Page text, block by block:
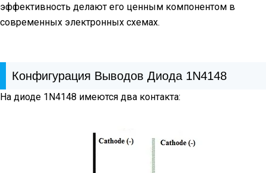
эффективность делают его ценным компонентом в
современных электронных схемах.
Конфигурация Выводов Диода 1N4148
На диоде 1N4148 имеются два контакта: